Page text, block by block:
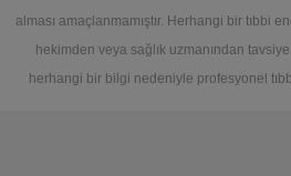
alması amaçlanmamıştır. Herhangi bir tıbbi
hekimden veya sağlık uzmanından
herhangi bir bilgi nedeniyle profesyonel